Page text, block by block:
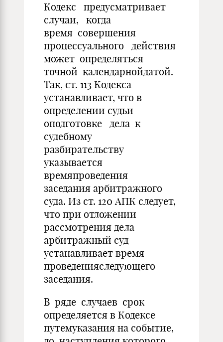
Кодекс предусматривает
случаи, когда
время совершения
процессуального действия
может определяться
точной календарнойдатой.
Так, ст. 113 Кодекса
устанавливает, что в
определении судьи
оподготовке дела к
судебному
разбирательству
указывается
времяпроведения
заседания арбитражного
суда. Из ст. 120 АПК следует,
что при отложении
рассмотрения дела
арбитражный суд
устанавливает время
проведенияследующего
заседания.
В ряде случаев срок
определяется в Кодексе
путемуказания на событие,